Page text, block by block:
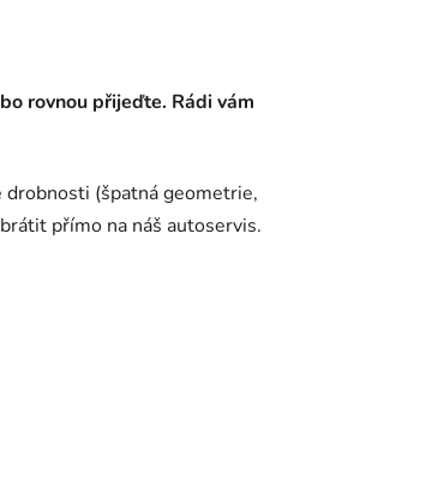
rovnou přijeďte. Rádi vám
drobnosti (špatná geometrie,
přímo na náš autoservis.